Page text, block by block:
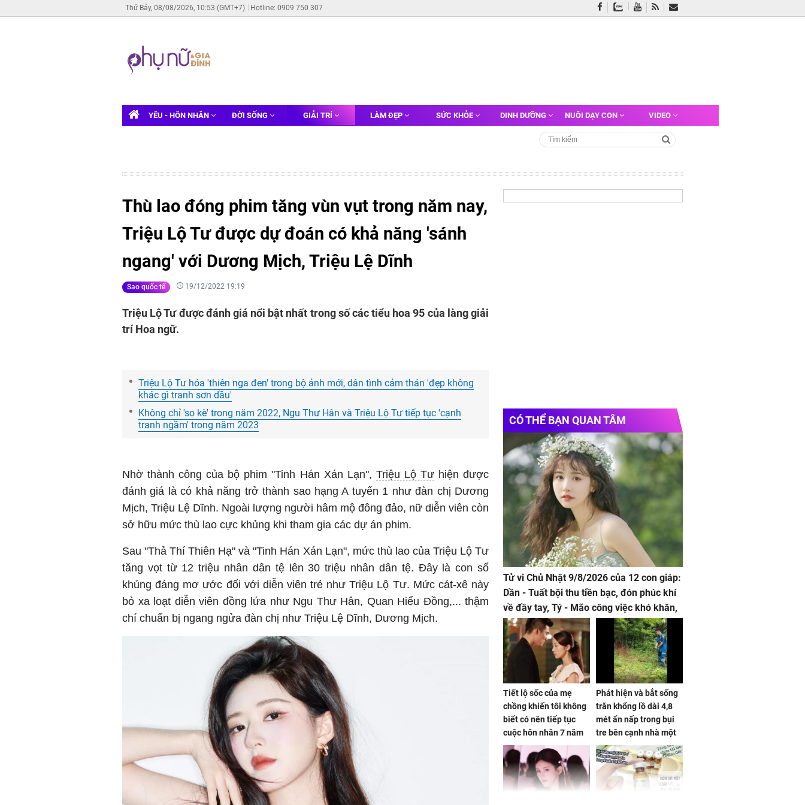
Thứ Bảy, 08/08/2026, 10:53 (GMT+7) Hotline: 0909 750 307
YÊU - HÔN NHÂN ĐỜI SỐNG GIẢI TRÍ LÀM ĐẸP SỨC KHỎE DINH DƯỠNG NUÔI DẠY CON VIDEO
Thù lao đóng phim tăng vùn vụt trong năm nay,
Triệu Lộ Tư được dự đoán có khả năng 'sánh
ngang' với Dương Mịch, Triệu Lệ Dĩnh
Sao quốc tế 19/12/2022 19:19
Triệu Lộ Tư được đánh giá nổi bật nhất trong số các tiểu hoa 95 của làng giải
trí Hoa ngữ.
Triệu Lộ Tư hóa 'thiên nga đen' trong bộ ảnh mới, dân tình cảm thán 'đẹp không
khác gì tranh sơn dầu'
Không chỉ 'so kè' trong năm 2022, Ngu Thư Hân và Triệu Lộ Tư tiếp tục 'cạnh
tranh ngầm' trong năm 2023
Nhờ thành công của bộ phim "Tinh Hán Xán Lạn", Triệu Lộ Tưhiện được
đánh giá là có khả năng trở thành sao hạng A tuyến 1 như đàn chị Dương
Mịch, Triệu Lệ Dĩnh. Ngoài lượng người hâm mộ đông đảo, nữ diễn viên còn
sở hữu mức thù lao cực khủng khi tham gia các dự án phim.
Sau "Thả Thí Thiên Hạ" và "Tinh Hán Xán Lạn", mức thù lao của Triệu Lộ Tư
tăng vọt từ 12 triệu nhân dân tệ lên 30 triệu nhân dân tệ. Đây là con số
khủng đáng mơ ước đối với diễn viên trẻ như Triệu Lộ Tư. Mức cát-xê này
bỏ xa loạt diễn viên đồng lứa như Ngu Thư Hân, Quan Hiểu Đồng,... thậm
chí chuẩn bị ngang ngửa đàn chị như Triệu Lệ Dĩnh, Dương Mịch.
CÓ THỂ BẠN QUAN TÂM
Tử vi Chủ Nhật 9/8/2026 của 12 con giáp:
Dần - Tuất bội thu tiền bạc, đón phúc khí
về đầy tay, Tý - Mão công việc khó khăn,
tiền bạc đội nón ra đi
Tiết lộ sốc của mẹ
chồng khiến tôi không
biết có nên tiếp tục
cuộc hôn nhân 7 năm
nữa hay không
Phát hiện và bắt sống
trăn khổng lồ dài 4,8
mét ẩn nấp trong bụi
tre bên cạnh nhà một
cụ bà